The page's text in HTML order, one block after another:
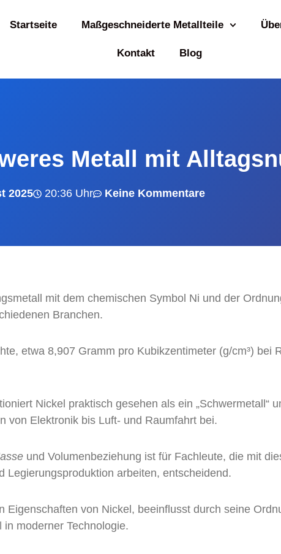
Startseite Maßgeschneiderte Metallteile
Kontakt Blog
Metall mit
2025 20:36 Uhr Keine Kommentare
mit dem chemischen Symbol Ni und der
Branchen.
etwa 8,907 Gramm pro Kubikzentimeter (g/cm³) bei
Nickel praktisch gesehen als ein „Schwermetall“
von Elektronik bis Luft- und Raumfahrt bei.
und Volumenbeziehung ist für Fachleute, die mit
Legierungsproduktion arbeiten, entscheidend.
Eigenschaften von Nickel, beeinflusst durch seine
moderner Technologie.